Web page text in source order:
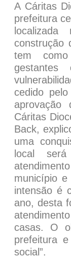
A Cáritas
prefeitura
construção
tem
cedido
Cáritas
Back,
uma
local
município
intensão é
ano, desta
casas. O
prefeitura
social”.